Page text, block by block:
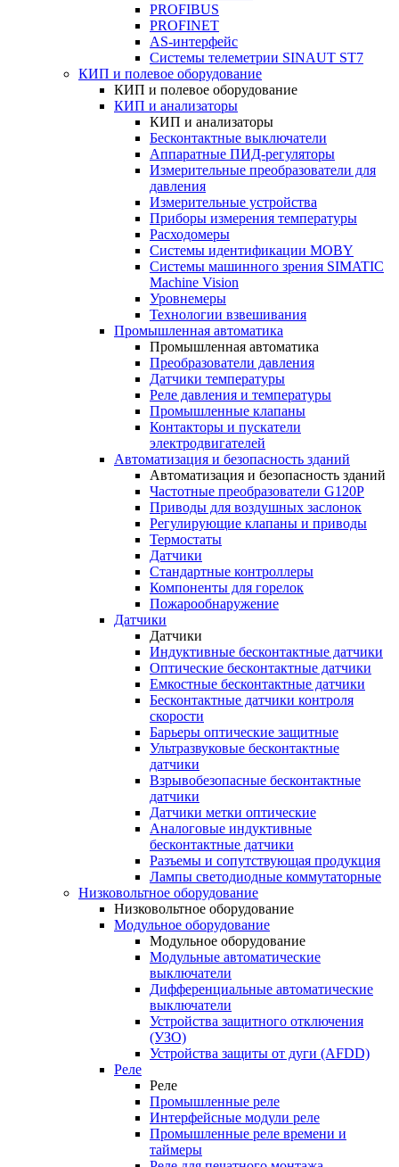
PROFIBUS
PROFINET
AS-интерфейс
Системы телеметрии SINAUT ST7
КИП и полевое оборудование
КИП и полевое оборудование
КИП и анализаторы
КИП и анализаторы
Бесконтактные выключатели
Аппаратные ПИД-регуляторы
Измерительные преобразователи для
давления
Измерительные устройства
Приборы измерения температуры
Расходомеры
Системы идентификации MOBY
Системы машинного зрения SIMATIC
Machine Vision
Уровнемеры
Технологии взвешивания
Промышленная автоматика
Промышленная автоматика
Преобразователи давления
Датчики температуры
Реле давления и температуры
Промышленные клапаны
Контакторы и пускатели
электродвигателей
Автоматизация и безопасность зданий
Автоматизация и безопасность зданий
Частотные преобразователи G120P
Приводы для воздушных заслонок
Регулирующие клапаны и приводы
Термостаты
Датчики
Стандартные контроллеры
Компоненты для горелок
Пожарообнаружение
Датчики
Датчики
Индуктивные бесконтактные датчики
Оптические бесконтактные датчики
Емкостные бесконтактные датчики
Бесконтактные датчики контроля
скорости
Барьеры оптические защитные
Ультразвуковые бесконтактные
датчики
Взрывобезопасные бесконтактные
датчики
Датчики метки оптические
Аналоговые индуктивные
бесконтактные датчики
Разъемы и сопутствующая продукция
Лампы светодиодные коммутаторные
Низковольтное оборудование
Низковольтное оборудование
Модульное оборудование
Модульное оборудование
Модульные автоматические
выключатели
Дифференциальные автоматические
выключатели
Устройства защитного отключения
(УЗО)
Устройства защиты от дуги (AFDD)
Реле
Реле
Промышленные реле
Интерфейсные модули реле
Промышленные реле времени и
таймеры